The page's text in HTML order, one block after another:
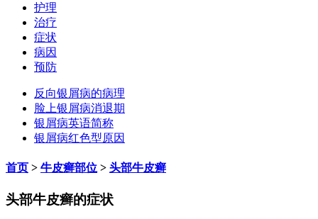
护理
治疗
症状
病因
预防
反向银屑病的病理
脸上银屑病消退期
银屑病英语简称
银屑病红色型原因
首页 > 牛皮癣部位 > 头部牛皮癣
头部牛皮癣的症状